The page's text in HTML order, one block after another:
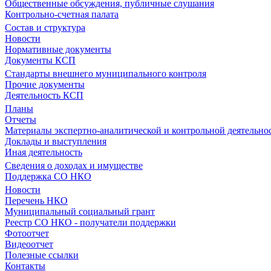
Общественные обсуждения, публичные слушания
Контрольно-счетная палата
Состав и структура
Новости
Нормативные документы
Документы КСП
Стандарты внешнего муниципального контроля
Прочие документы
Деятельность КСП
Планы
Отчеты
Материалы экспертно-аналитической и контрольной
Доклады и выступления
Иная деятельность
Сведения о доходах и имуществе
Поддержка СО НКО
Новости
Перечень НКО
Муниципальный социальный грант
Реестр СО НКО - получатели поддержки
Фотоотчет
Видеоотчет
Полезные ссылки
Контакты